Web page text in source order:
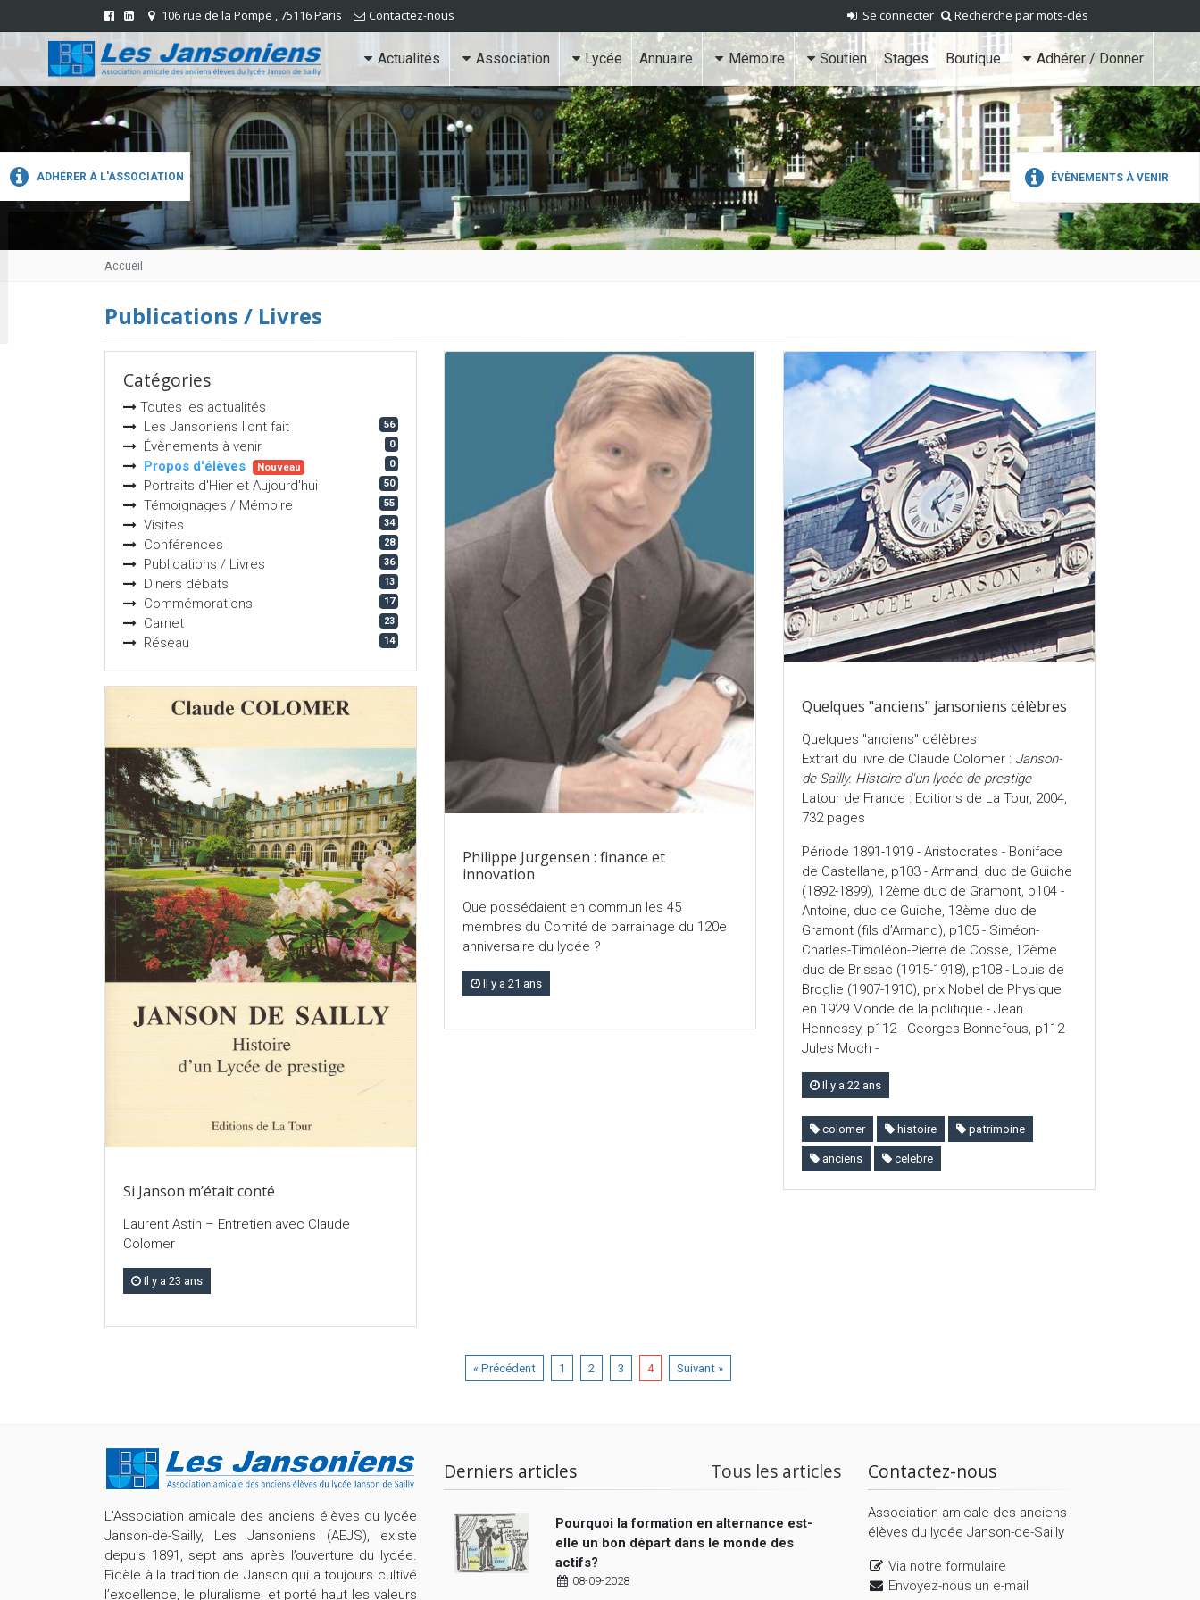
ADHÉRER À L'ASSOCIATION ÉVÈNEMENTS À VENIR
Recherche par mots-clés
Se connecter
106 rue de la Pompe , 75116 Paris Contactez-nous
Actualités Association Lycée Annuaire Mémoire Soutien Stages Boutique Adhérer / Donner
Accueil
Publications / Livres
Catégories
Toutes les actualités
Les Jansoniens l'ont fait
56
Évènements à venir 0
Propos d'élèves Nouveau 0
Portraits d'Hier et Aujourd'hui 50
Témoignages / Mémoire 55
Visites 34
Conférences 28
Publications / Livres 36
Diners débats 13
Commémorations 17
Carnet 23
Réseau 14
Philippe Jurgensen : finance et
innovation
Que possédaient en commun les 45
membres du Comité de parrainage du 120e
anniversaire du lycée ?
Il y a 21 ans
Quelques "anciens" jansoniens célèbres
Quelques "anciens" célèbres
Extrait du livre de Claude Colomer : Janson-
de-Sailly. Histoire d'un lycée de prestige
Latour de France : Editions de La Tour, 2004,
732 pages
Période 1891-1919 - Aristocrates - Boniface
de Castellane, p103 - Armand, duc de Guiche
(1892-1899), 12ème duc de Gramont, p104 -
Antoine, duc de Guiche, 13ème duc de
Gramont (fils d’Armand), p105 - Siméon-
Charles-Timoléon-Pierre de Cosse, 12ème
duc de Brissac (1915-1918), p108 - Louis de
Broglie (1907-1910), prix Nobel de Physique
en 1929 Monde de la politique - Jean
Hennessy, p112 - Georges Bonnefous, p112 -
Jules Moch -
Il y a 22 ans
colomer histoire patrimoine
anciens celebre
Si Janson m’était conté
Laurent Astin – Entretien avec Claude
Colomer
Il y a 23 ans
« Précédent 1 2 3 4 Suivant »
L’Association amicale des anciens élèves du lycée
Janson-de-Sailly, Les Jansoniens (AEJS), existe
depuis 1891, sept ans après l’ouverture du lycée.
Fidèle à la tradition de Janson qui a toujours cultivé
l’excellence, le pluralisme, et porté haut les valeurs
Derniers articles Tous les articles
Pourquoi la formation en alternance est-
elle un bon départ dans le monde des
actifs?
08-09-2028
Contactez-nous
Association amicale des anciens
élèves du lycée Janson-de-Sailly
Via notre formulaire
Envoyez-nous un e-mail